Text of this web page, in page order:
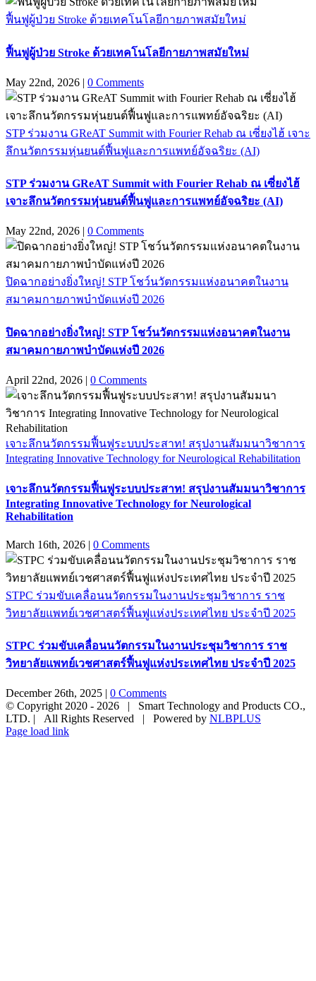
ฟื้นฟูผู้ป่วย Stroke ด้วยเทคโนโลยีกายภาพสมัยใหม่
ฟื้นฟูผู้ป่วย Stroke ด้วยเทคโนโลยีกายภาพสมัยใหม่
May 22nd, 2026 | 0 Comments
STP ร่วมงาน GReAT Summit with Fourier Rehab ณ เซี่ยงไฮ้ เจาะ
ลึกนวัตกรรมหุ่นยนต์ฟื้นฟูและการแพทย์อัจฉริยะ (AI)
STP ร่วมงาน GReAT Summit with Fourier Rehab ณ เซี่ยงไฮ้
เจาะลึกนวัตกรรมหุ่นยนต์ฟื้นฟูและการแพทย์อัจฉริยะ (AI)
May 22nd, 2026 0 Comments
ปิดฉากอย่างยิ่งใหญ่! STP โชว์นวัตกรรมแห่งอนาคตในงาน
สมาคมกายภาพบำบัดแห่งปี 2026
ปิดฉากอย่างยิ่งใหญ่! STP โชว์นวัตกรรมแห่งอนาคตในงาน
สมาคมกายภาพบำบัดแห่งปี 2026
April 22nd, 2026 | 0 Comments
เจาะลึกนวัตกรรมฟื้นฟูระบบประสาท! สรุปงานสัมมนาวิชาการ
Integrating Innovative Technology for Neurological Rehabilitation
เจาะลึกนวัตกรรมฟื้นฟูระบบประสาท! สรุปงานสัมมนาวิชาการ
Integrating Innovative Technology for Neurological
Rehabilitation
March 16th, 2026 | 0 Comments
STPC ร่วมขับเคลื่อนนวัตกรรมในงานประชุมวิชาการ ราช
วิทยาลัยแพทย์เวชศาสตร์ฟื้นฟูแห่งประเทศไทย ประจำปี 2025
STPC ร่วมขับเคลื่อนนวัตกรรมในงานประชุมวิชาการ ราช
วิทยาลัยแพทย์เวชศาสตร์ฟื้นฟูแห่งประเทศไทย ประจำปี 2025
December 26th, 2025 | 0 Comments
© Copyright 2020 - 2026 | Smart Technology and Products CO.,
LTD. | All Rights Reserved | Powered by NLBPLUS
Page load link